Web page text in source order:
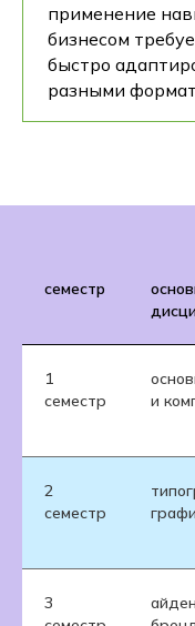
применение
бизнесом
быстро
разными
семестр
1
семестр
и
2
семестр
3